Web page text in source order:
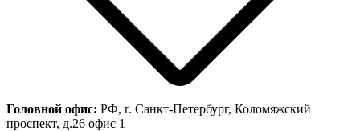
Головной офис: РФ, г. Санкт-Петербург, Коломяжский
проспект, д.26 офис 1